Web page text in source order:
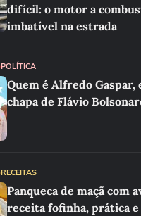
difícil: o motor a
imbatível na estrada
POLÍTICA
Quem é Alfredo Gaspar,
chapa de Flávio
RECEITAS
Panqueca de maçã com
receita fofinha, prática